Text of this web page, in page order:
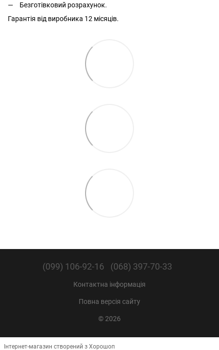
Безготівковий розрахунок.
Гарантія від виробника 12 місяців.
(099) 106-92-16 (068) 397-70-33
Контактна інформація
Повна версія сайту
© 2026
Інтернет-магазин створений з Хорошоп